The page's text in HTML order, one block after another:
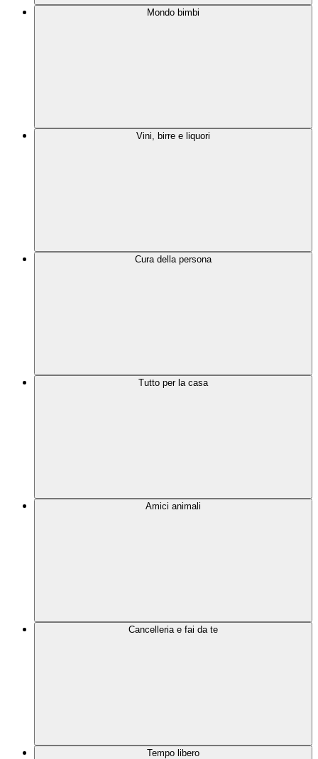
Mondo bimbi
Vini, birre e liquori
Cura della persona
Tutto per la casa
Amici animali
Cancelleria e fai da te
Tempo libero